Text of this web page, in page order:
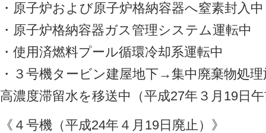
・原子炉および原子炉格納容器へ窒素封入中
・原子炉格納容器ガス管理システム運転中
・使用済燃料プール循環冷却系運転中
・３号機タービン建屋地下→集中廃棄物処
高濃度滞留水を移送中（平成27年３月19日
《４号機（平成24年４月19日廃止）》